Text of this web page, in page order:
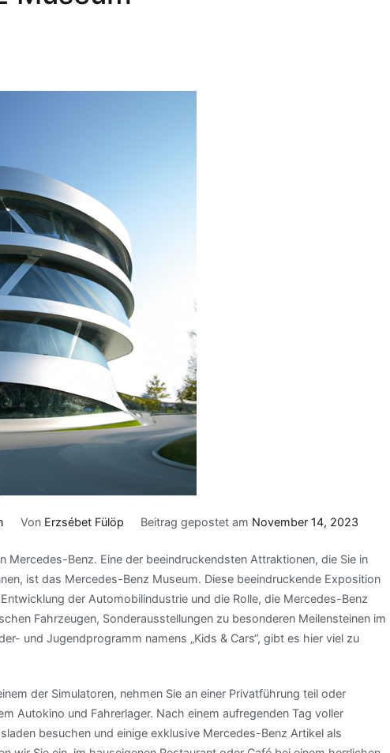
Von Erzsébet Fülöp Beitrag gepostet am November 14, 2023
Mercedes-Benz. Eine der beeindruckendsten Attraktionen, die Sie in
ist das Mercedes-Benz Museum. Diese beeindruckende Exposition
der Automobilindustrie und die Rolle, die Mercedes-Benz
Fahrzeugen, Sonderausstellungen zu besonderen Meilensteinen im
und Jugendprogramm namens „Kids & Cars“, gibt es hier viel zu
der Simulatoren, nehmen Sie an einer Privatführung teil oder
Autokino und Fahrerlager. Nach einem aufregenden Tag voller
besuchen und einige exklusive Mercedes-Benz Artikel als